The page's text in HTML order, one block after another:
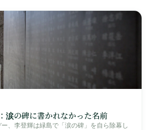
涙の碑に書かれなかった名前
、李登輝は緑島で「涙の碑」を自ら除幕し